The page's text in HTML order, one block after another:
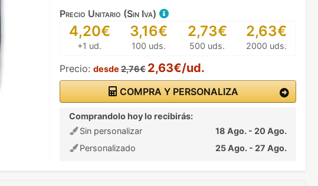
Precio Unitario (Sin Iva)
4,20€
+1 ud.
3,16€
100 uds.
2,73€
500 uds.
2,63€
2000 uds.
Precio: desde 2,76€ 2,63€/ud.
COMPRA Y PERSONALIZA
Comprandolo hoy lo recibirás:
Sin personalizar
18 Ago. - 20 Ago.
Personalizado
25 Ago. - 27 Ago.